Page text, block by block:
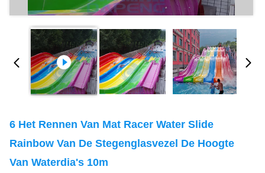
6 Het Rennen Van Mat Racer Water Slide
Rainbow Van De Stegenglasvezel De Hoogte
Van Waterdia's 10m